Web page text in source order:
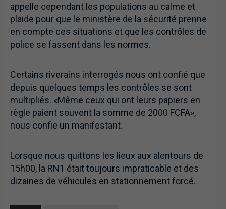
appelle cependant les populations au calme et
plaide pour que le ministère de la sécurité prenne
en compte ces situations et que les contrôles de
police se fassent dans les normes.
Certains riverains interrogés nous ont confié que
depuis quelques temps les contrôles se sont
multipliés. «Même ceux qui ont leurs papiers en
règle paient souvent la somme de 2000 FCFA»,
nous confie un manifestant.
Lorsque nous quittons les lieux aux alentours de
15h00, la RN1 était toujours impraticable et des
dizaines de véhicules en stationnement forcé.